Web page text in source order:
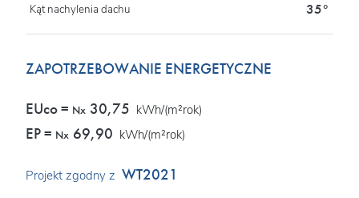
Kąt nachylenia dachu 35°
ZAPOTRZEBOWANIE ENERGETYCZNE
EUco = Nx 30,75 kWh/(m²rok)
EP = Nx 69,90 kWh/(m²rok)
Projekt zgodny z WT2021